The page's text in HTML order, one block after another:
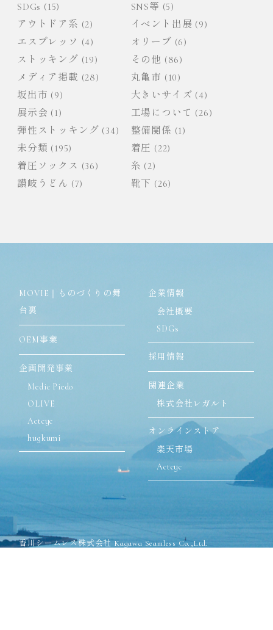
ン
SDGs (15) SNS等 (5)
アウトドア系 (2) イベント出展 (9)
エスプレッソ (4) オリーブ (6)
ストッキング (19) その他 (86)
メディア掲載 (28) 丸亀市 (10)
坂出市 (9) 大きいサイズ (4)
展示会 (1) 工場について (26)
弾性ストッキング (34) 整備関係 (1)
未分類 (195) 着圧 (22)
着圧ソックス (36) 糸 (2)
讃岐うどん (7) 靴下 (26)
香川シームレス株式会社 Kagawa Seamless Co.,Ltd.
MOVIE｜ものづくりの舞
台裏
OEM事業
企画開発事業
Medic Piedo
OLIVE
Actcyc
hugkumi
企業情報
会社概要
SDGs
採用情報
関連企業
株式会社レガルト
オンラインストア
楽天市場
Actcyc